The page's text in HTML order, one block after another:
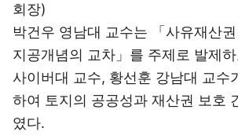
회장)
박건우 영남대 교수는 「사유재산
지공개념의 교차」를 주제로 발제
사이버대 교수, 황선훈 강남대 교수
하여 토지의 공공성과 재산권 보호
였다.